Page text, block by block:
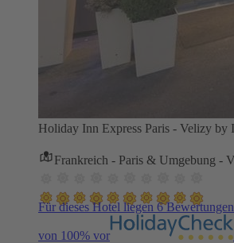
Holiday Inn Express Paris - Velizy by
Frankreich - Paris & Umgebung -
Für dieses Hotel liegen 6
von 100% vor